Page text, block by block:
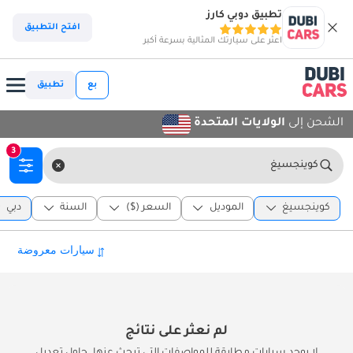
تطبيق دوبي كارز
اعثر على سيارتك المثالية بسرعة أكبر
افتح التطبيق
بع تطبيق
الشحن إلى الولايات المتحدة
كوينجسيغ
3
كوينجسيغ الموديل السعر ($) السنة دبي
لم نعثر على نتائج